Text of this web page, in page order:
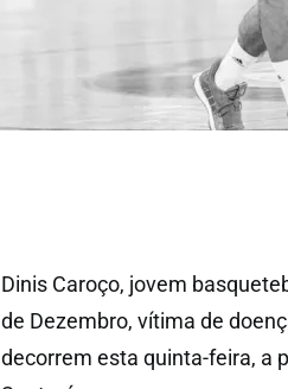
Dinis Caroço, jovem
de Dezembro, vítima de
decorrem esta quinta-feira, a